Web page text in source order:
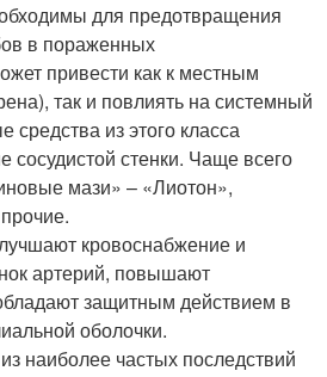
для предотвращения
в пораженных
привести как к местным
так и повлиять на системный
средства из этого класса
сосудистой стенки. Чаще всего
мази» – «Лиотон»,
кровоснабжение и
артерий, повышают
защитным действием в
оболочки.
наиболее частых последствий